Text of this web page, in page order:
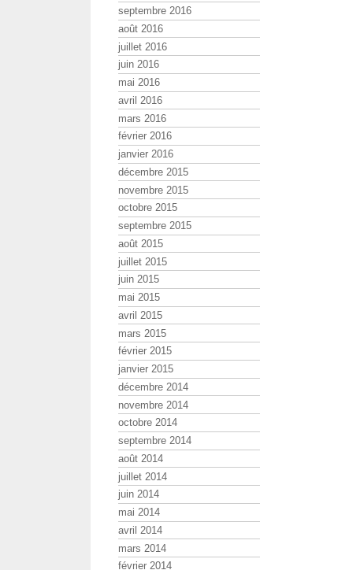
septembre 2016
août 2016
juillet 2016
juin 2016
mai 2016
avril 2016
mars 2016
février 2016
janvier 2016
décembre 2015
novembre 2015
octobre 2015
septembre 2015
août 2015
juillet 2015
juin 2015
mai 2015
avril 2015
mars 2015
février 2015
janvier 2015
décembre 2014
novembre 2014
octobre 2014
septembre 2014
août 2014
juillet 2014
juin 2014
mai 2014
avril 2014
mars 2014
février 2014